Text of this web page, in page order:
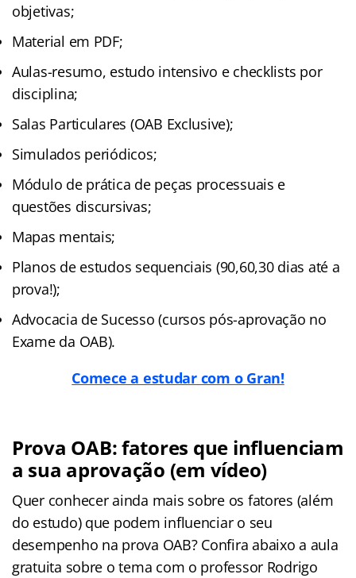
objetivas;
Material em PDF;
Aulas-resumo, estudo intensivo e checklists por
disciplina;
Salas Particulares (OAB Exclusive);
Simulados periódicos;
Módulo de prática de peças processuais e
questões discursivas;
Mapas mentais;
Planos de estudos sequenciais (90,60,30 dias até a
prova!);
Advocacia de Sucesso (cursos pós-aprovação no
Exame da OAB).
Comece a estudar com o Gran!
Prova OAB: fatores que influenciam
a sua aprovação (em vídeo)
Quer conhecer ainda mais sobre os fatores (além
do estudo) que podem influenciar o seu
desempenho na prova OAB? Confira abaixo a aula
gratuita sobre o tema com o professor Rodrigo